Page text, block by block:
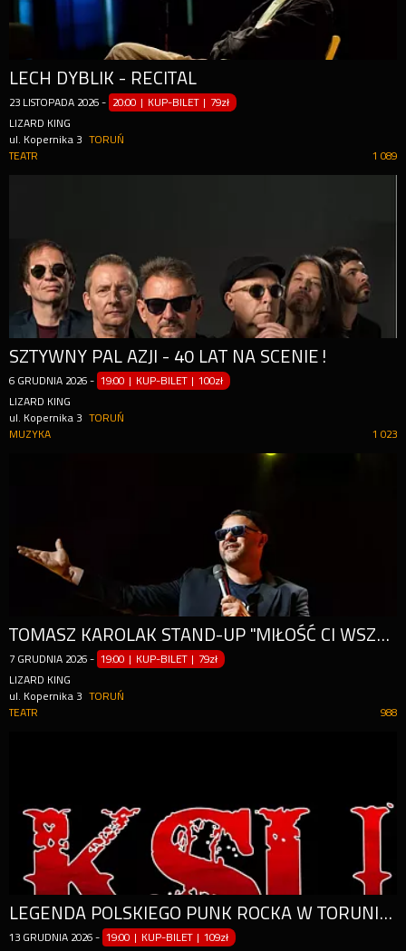
LECH DYBLIK - RECITAL
23 LISTOPADA 2026 - 20:00 | KUP-BILET | 79zł
LIZARD KING
ul. Kopernika 3
TORUŃ
1 089
TEATR
SZTYWNY PAL AZJI - 40 LAT NA SCENIE!
6 GRUDNIA 2026 - 19:00 | KUP-BILET |100zł
LIZARD KING
ul. Kopernika 3
TORUŃ
1 023
MUZYKA
TOMASZ KAROLAK STAND-UP "MIŁOŚĆ CI WSZYSTKIEGO NIE WYBACZY!"
7 GRUDNIA 2026 - 19:00 | KUP-BILET | 79zł
LIZARD KING
ul. Kopernika 3
TORUŃ
988
TEATR
LEGENDA POLSKIEGO PUNK ROCKA W TORUNIU!
13 GRUDNIA 2026 - 19:00 | KUP-BILET |109zł